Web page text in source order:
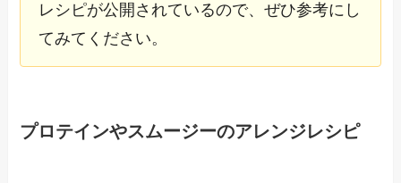
レシピが公開されているので、ぜひ参考にし
てみてください。
プロテインやスムージーのアレンジレシピ